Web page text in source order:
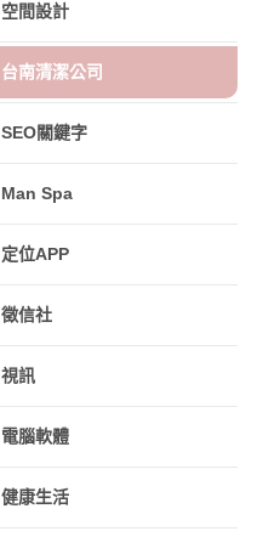
空間設計
台南清潔公司
SEO關鍵字
Man Spa
定位APP
徵信社
視訊
電腦軟體
健康生活